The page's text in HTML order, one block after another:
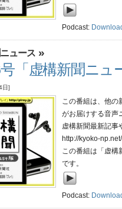
Podcast:
ュース »
「虚構新聞ニュ
日]
この番組は、他の
がお届けする音声
虚構新聞最新記事
http://kyoko-
この番組は「虚構
です。
Podcast: